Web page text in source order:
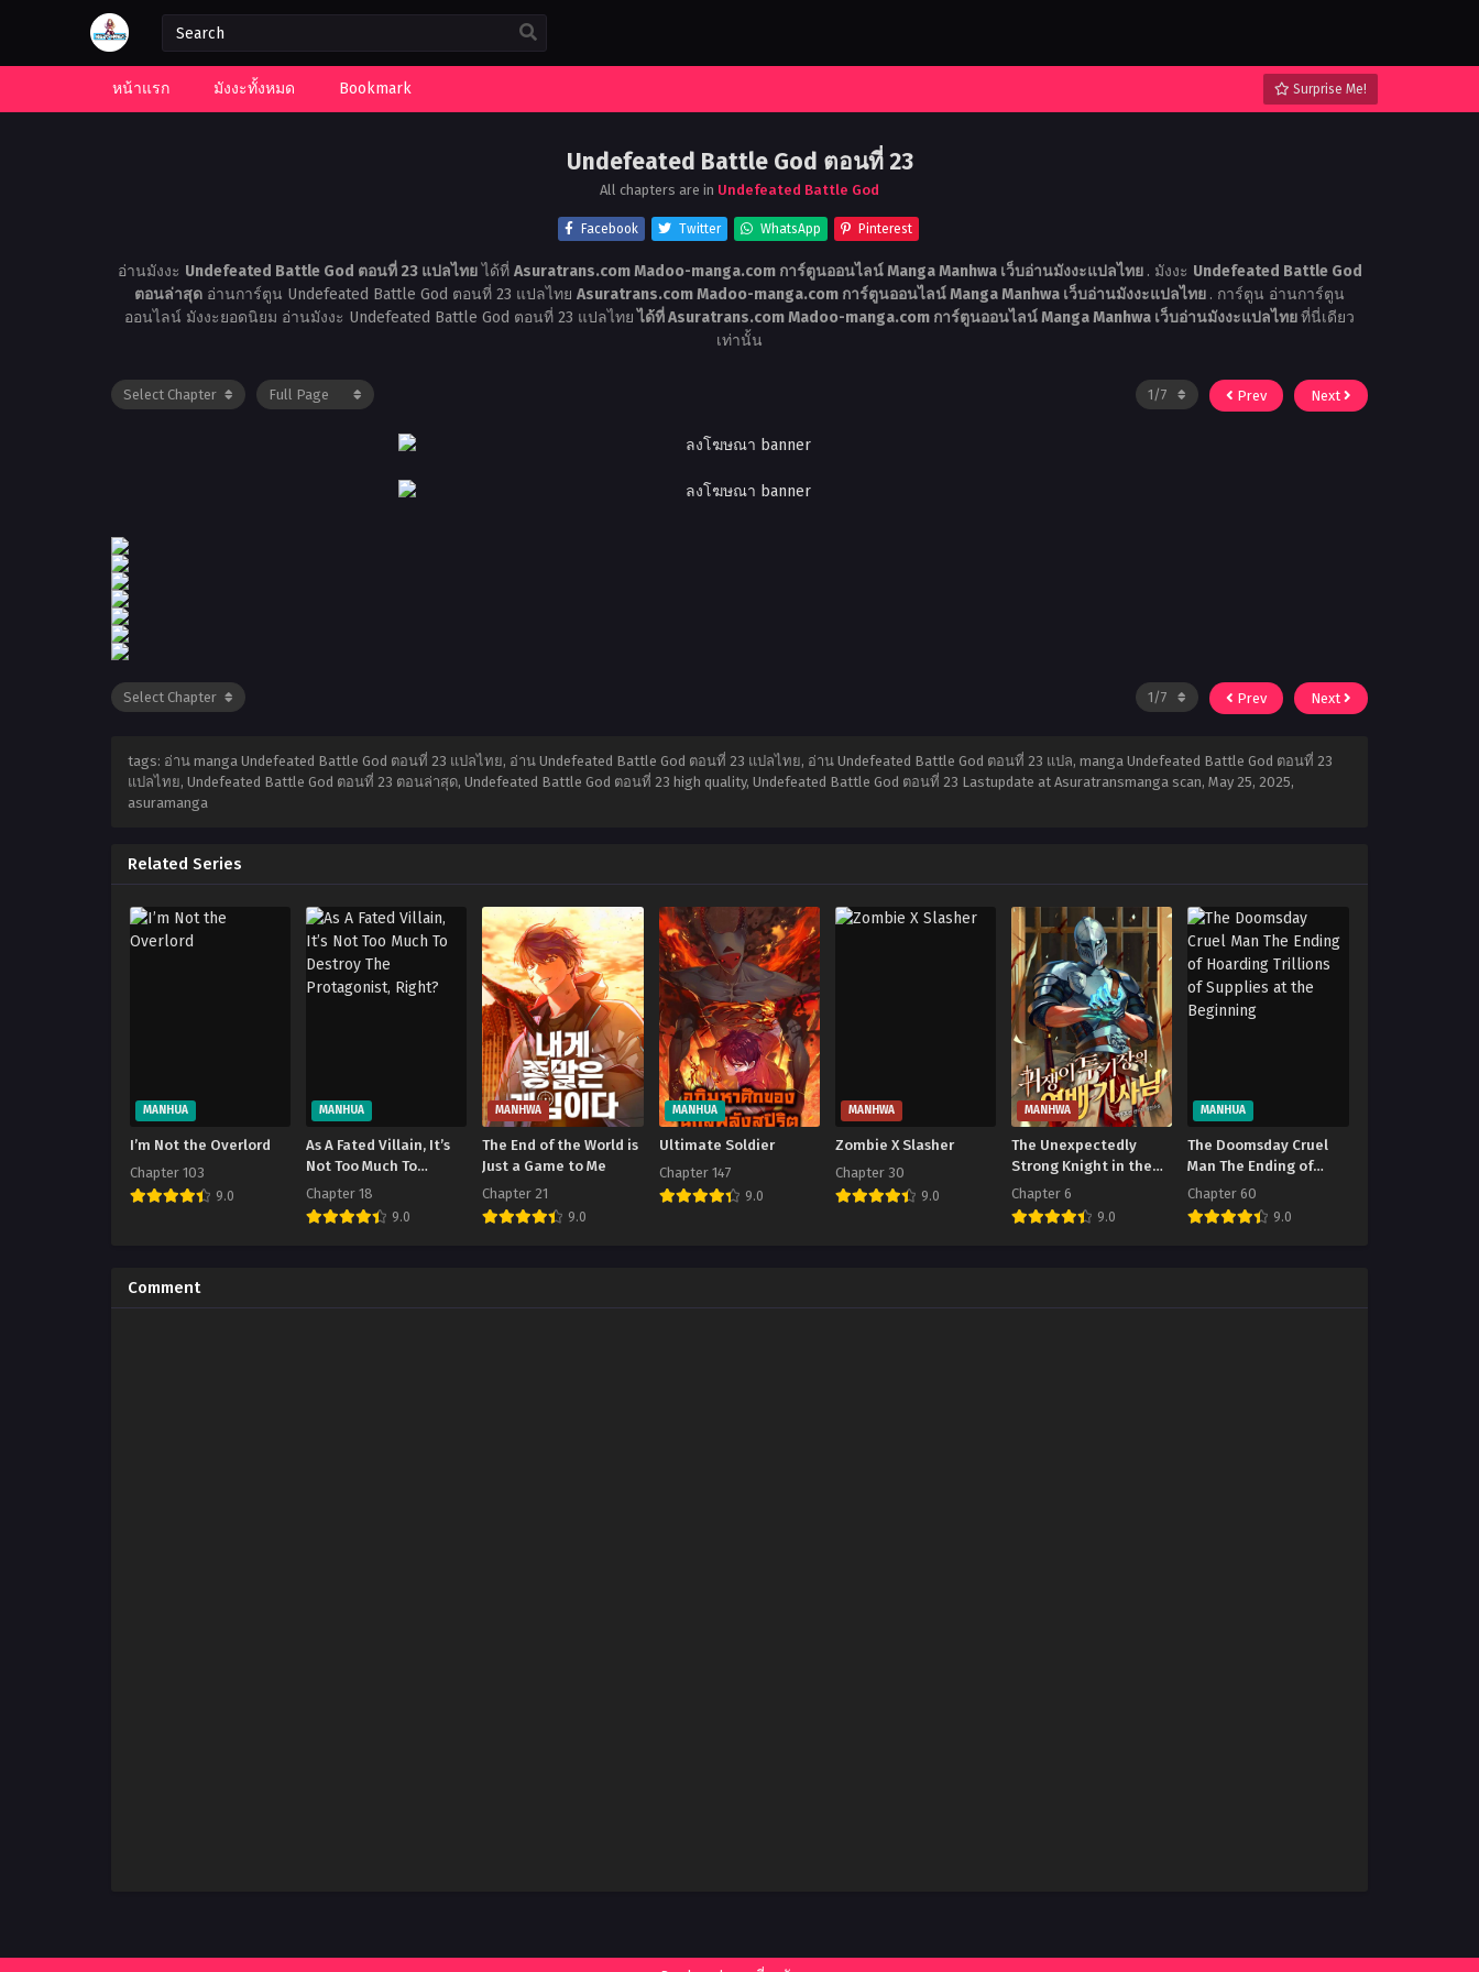
หน้าแรก มังงะทั้งหมด Bookmark Surprise Me!
Undefeated Battle God ตอนที่ 23
All chapters are in Undefeated Battle God
Facebook Twitter WhatsApp Pinterest
อ่านมังงะ Undefeated Battle God ตอนที่ 23 แปลไทยได้ที่ Asuratrans.com Madoo-manga.com การ์ตูนออนไลน์ Manga Manhwa เว็บอ่านมังงะแปลไทย . มังงะ Undefeated Battle God
ตอนล่าสุด อ่านการ์ตูน Undefeated Battle God ตอนที่ 23 แปลไทย Asuratrans.com Madoo-manga.com การ์ตูนออนไลน์ Manga Manhwa เว็บอ่านมังงะแปลไทย . การ์ตูน อ่านการ์ตูน
ออนไลน์ มังงะยอดนิยม อ่านมังงะ Undefeated Battle God ตอนที่ 23 แปลไทยได้ที่ Asuratrans.com Madoo-manga.com การ์ตูนออนไลน์ Manga Manhwa เว็บอ่านมังงะแปลไทยที่นี่เดียว
เท่านั้น
Prev Next
Prev Next
tags: อ่าน manga Undefeated Battle God ตอนที่ 23 แปลไทย, อ่าน Undefeated Battle God ตอนที่ 23 แปลไทย, อ่าน Undefeated Battle God ตอนที่ 23 แปล, manga Undefeated Battle God ตอนที่ 23
แปลไทย, Undefeated Battle God ตอนที่ 23 ตอนล่าสุด, Undefeated Battle God ตอนที่ 23 high quality, Undefeated Battle God ตอนที่ 23 Lastupdate at Asuratransmanga scan, May 25, 2025,
asuramanga
Related Series
MANHUA
I’m Not the Overlord
Chapter 103
9.0
MANHUA
As A Fated Villain, It’s
Not Too Much To
Destroy The
Protagonist, Right?
Chapter 18
9.0
MANHWA
The End of the World is
Just a Game to Me
Chapter 21
9.0
MANHUA
Ultimate Soldier
Chapter 147
9.0
MANHWA
Zombie X Slasher
Chapter 30
9.0
MANHWA
The Unexpectedly
Strong Knight in the
Elf’s Arena
Chapter 6
9.0
MANHUA
The Doomsday Cruel
Man The Ending of
Hoarding Trillions of
Supplies at the
Beginning
Chapter 60
9.0
Comment